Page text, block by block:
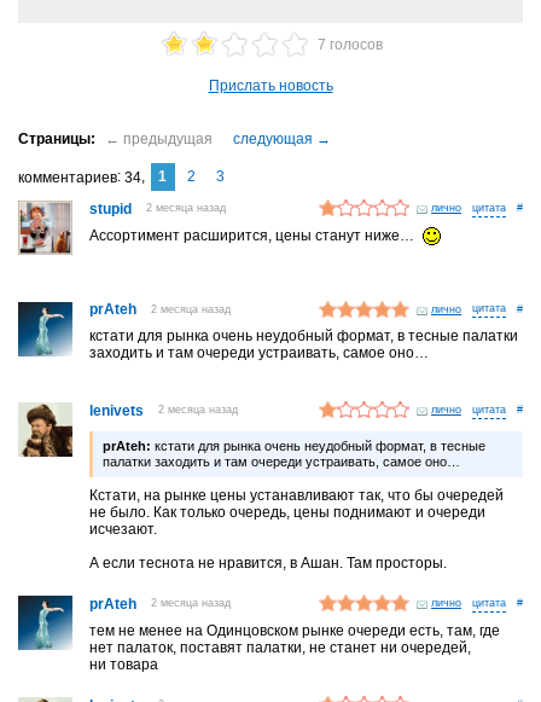
7 голосов
Прислать новость
комментариев 34 1 2
3
stupid
2 месяца назад лично #
Ассортимент расширится, цены станут ниже…
prAteh 2 месяца назад лично #
кстати для рынка очень неудобный формат, в тесные палатки
заходить и там очереди устраивать, самое оно…
lenivets 2 месяца назад лично #
prAteh: кстати для рынка очень неудобный формат, в тесные
палатки заходить и там очереди устраивать, самое оно…
Кстати, на рынке цены устанавливают так, что бы очередей
не было. Как только очередь, цены поднимают и очереди
исчезают.
А если теснота не нравится, в Ашан. Там просторы.
prAteh 2 месяца назад лично #
тем не менее на Одинцовском рынке очереди есть, там, где
нет палаток, поставят палатки, не станет ни очередей,
ни товара